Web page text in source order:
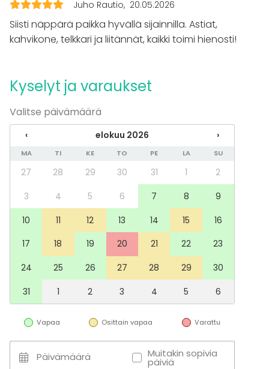
Juho Rautio 20.05.2026
Siisti näppärä paikka hyvällä sijainnilla. Astiat,
kahvikone, telkkari ja liitännät, kaikki toimi hienosti!
Kyselyt ja varaukset
Valitse päivämäärä
‹ elokuu 2026 ›
MA TI KE TO PE LA SU
27 28 29 30 31 1
2
3
4 5 6 7 8
9
10
11 12 13 14 15
16
17
18 19 20 21 22
23
24
25 26 27 28 29
30
31
1 2 3 4 5 6
Vapaa Osittain vapaa Varattu
Päivämäärä Muitakin sopivia
päiviä